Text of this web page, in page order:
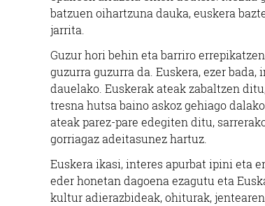
batzuen oihartzuna dauka, euskera
jarrita.
Guzur hori behin eta barriro
guzurra guzurra da. Euskera, ezer
dauelako. Euskerak ateak zabaltzen
tresna hutsa baino askoz gehiago
ateak parez-pare edegiten ditu,
gorriagaz adeitasunez hartuz.
Euskera ikasi, interes apurbat ipini eta
eder honetan dagoena ezagutu eta
kultur adierazbideak, ohiturak,